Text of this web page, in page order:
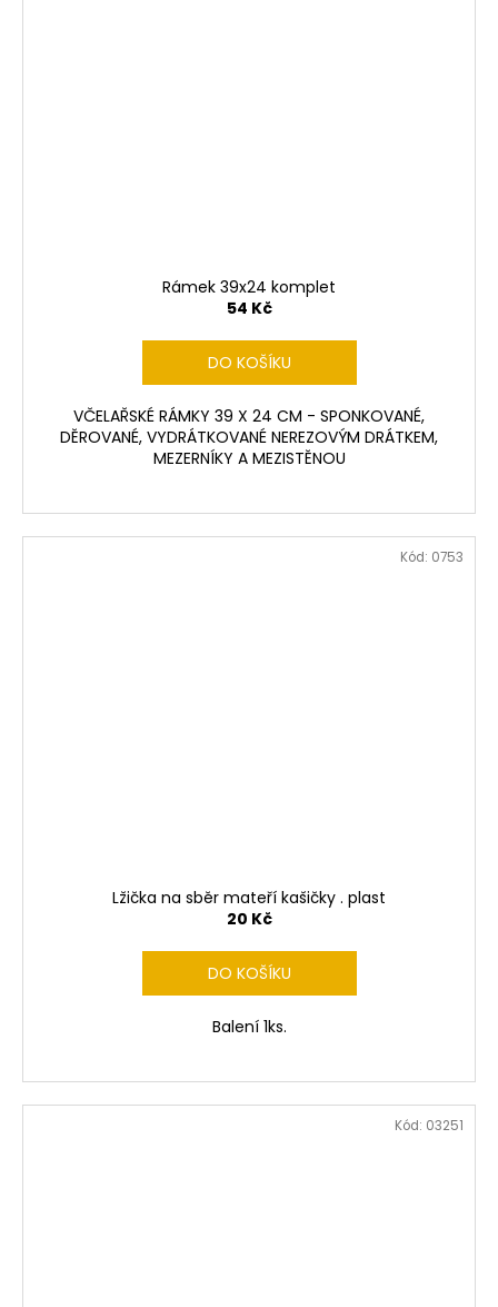
Rámek 39x24 komplet
54 Kč
DO KOŠÍKU
VČELAŘSKÉ RÁMKY 39 X 24 CM - SPONKOVANÉ,
DĚROVANÉ, VYDRÁTKOVANÉ NEREZOVÝM DRÁTKEM,
MEZERNÍKY A MEZISTĚNOU
Lžička na sběr mateří kašičky . plast
20 Kč
DO KOŠÍKU
Balení 1ks.
Kód: 0753
Kód: 03251